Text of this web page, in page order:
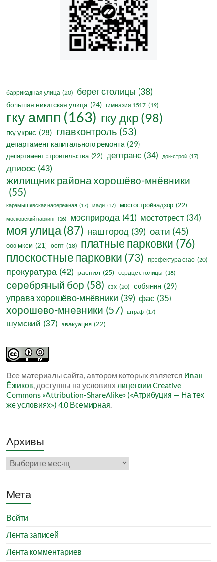
баррикадная улица (20) берег столицы (38)
большая никитская улица (24) гимназия 1517 (19)
гку ампп (163) гку дкр (98)
гку укрис (28) главконтроль (53)
департамент капитального ремонта (29)
департамент строительства (22) дептранс (34) дон-строй (17)
дпиоос (43)
жилищник района хорошёво-мнёвники
(55)
карамышевская набережная (17) мади (17) мосгостройнадзор (22)
московский паркинг (16) мосприрода (41) мостотрест (34)
моя улица (87) наш город (39) оати (45)
ооо мксм (21) оопт (18) платные парковки (76)
плоскостные парковки (73) префектура сзао (20)
прокуратура (42) распил (25) сердце столицы (18)
серебряный бор (58) сзх (20) собянин (29)
управа хорошёво-мнёвники (39) фас (35)
хорошёво-мнёвники (57) штраф (17)
шумский (37) эвакуация (22)
Все материалы сайта, автором которых является Иван
Ёжиков , доступны на условиях лицензии Creative
Commons «Attribution-ShareAlike» («Атрибуция — На тех
же условиях») 4.0 Всемирная
Архивы
Архивы
Мета
Войти
Лента записей
Лента комментариев